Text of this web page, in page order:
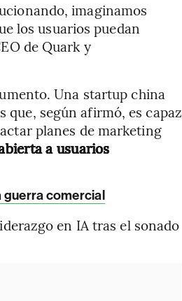
imaginamos
los usuarios puedan
de Quark y
Una startup china
que, según afirmó, es capaz
planes de marketing
a usuarios
guerra comercial
en IA tras el sonado